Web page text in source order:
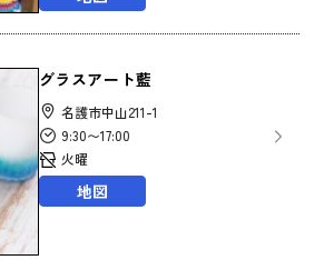
グラスアート藍
名護市中山211-1
9:30〜17:00
火曜
地図